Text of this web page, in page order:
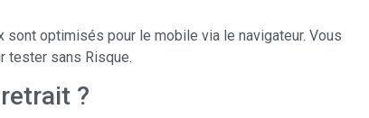
optimisés pour le mobile via le navigateur. Vous
tester sans Risque.
?